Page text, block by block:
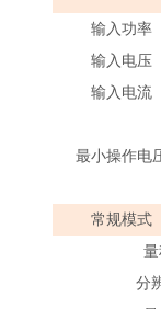
输入功率
输入电压
输入电流
最小操作电
常规模式
分